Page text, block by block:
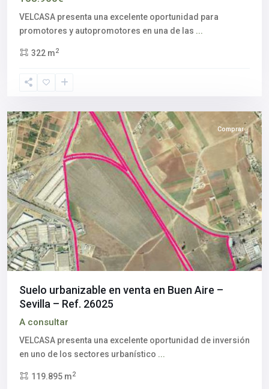
VELCASA presenta una excelente oportunidad para
promotores y autopromotores en una de las ...
322 m2
Sevilla
Comprar
Suelo urbanizable en venta en Buen Aire –
Sevilla – Ref. 26025
A consultar
VELCASA presenta una excelente oportunidad de inversión
en uno de los sectores urbanístico ...
119.895 m2
de